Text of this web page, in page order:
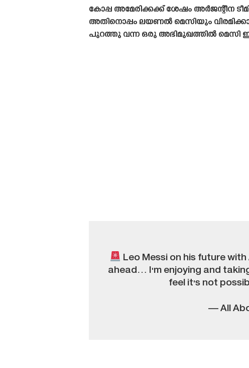
കോപ്പ അമേരിക്കക്ക് ശേഷം അർജന്റീന
അതിനൊപ്പം ലയണൽ മെസിയും
പുറത്തു വന്ന ഒരു അഭിമുഖത്തിൽ
Leo Messi on his future
ahead… I'm enjoying and
feel it's not
— All